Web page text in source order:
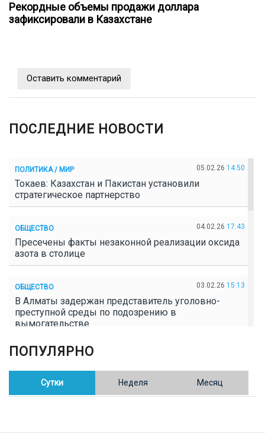
Рекордные объемы продажи доллара
зафиксировали в Казахстане
Оставить комментарий
ПОСЛЕДНИЕ НОВОСТИ
ПОЛИТИКА / МИР 05.02.26 14:50
Токаев: Казахстан и Пакистан установили
стратегическое партнерство
ОБЩЕСТВО 04.02.26 17:43
Пресечены факты незаконной реализации оксида
азота в столице
ОБЩЕСТВО 03.02.26 15:13
В Алматы задержан представитель уголовно-
преступной среды по подозрению в
вымогательстве
ОБЩЕСТВО
Полицейские пресекли незаконное выращивание
конопли в Таразе
Казахстан возглавил Договор о зоне, свободной от
ПОПУЛЯРНО
Сутки Неделя Месяц